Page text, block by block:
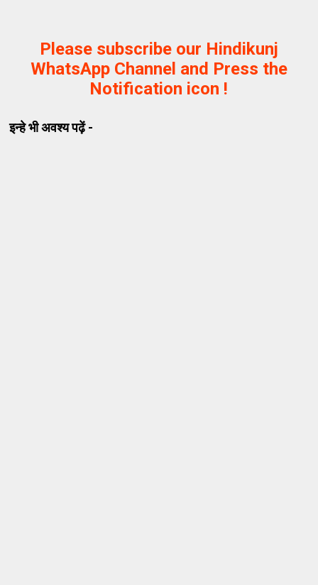
Please subscribe our Hindikunj
WhatsApp Channel and Press the
Notification icon !
इन्हे भी अवश्य पढ़ें -